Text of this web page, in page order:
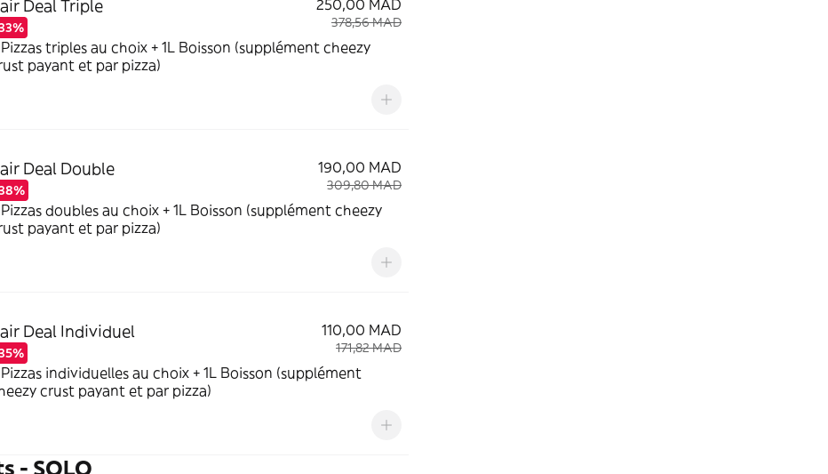
Deal Triple 250,00 MAD
378,56 MAD
triples au choix + 1L Boisson (supplément cheezy
payant et par pizza)
Deal Double 190,00 MAD
309,80 MAD
doubles au choix + 1L Boisson (supplément cheezy
payant et par pizza)
Deal Individuel 110,00 MAD
171,82 MAD
individuelles au choix + 1L Boisson (supplément
crust payant et par pizza)
- SOLO